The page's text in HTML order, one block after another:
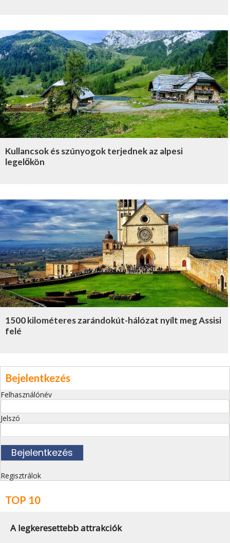
Kullancsok és szúnyogok terjednek az alpesi
legelőkön
1500 kilométeres zarándokút-hálózat nyílt meg Assisi
felé
Bejelentkezés
Felhasználónév
Jelszó
Regisztrálok
TOP 10
A legkeresettebb attrakciók